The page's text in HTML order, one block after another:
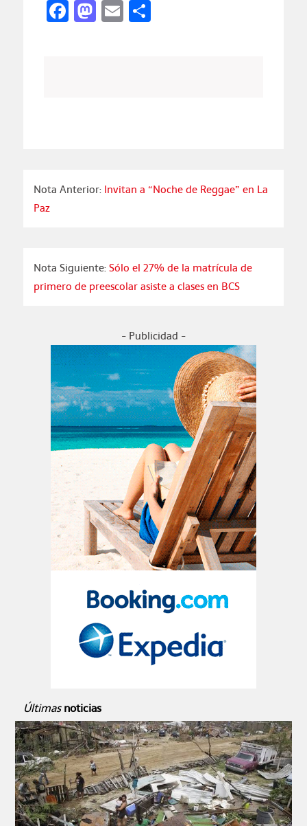
Facebook
Mastodon
EmailCompartir
Nota Anterior:Invitan a “Noche de Reggae” en La
Paz
Nota Siguiente:Sólo el 27% de la matrícula de
primero de preescolar asiste a clases en BCS
- Publicidad -
Últimas noticias